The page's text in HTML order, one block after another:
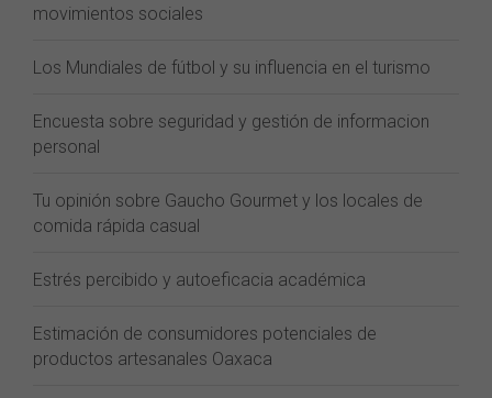
movimientos sociales
Los Mundiales de fútbol y su influencia en el turismo
Encuesta sobre seguridad y gestión de informacion
personal
Tu opinión sobre Gaucho Gourmet y los locales de
comida rápida casual
Estrés percibido y autoeficacia académica
Estimación de consumidores potenciales de
productos artesanales Oaxaca